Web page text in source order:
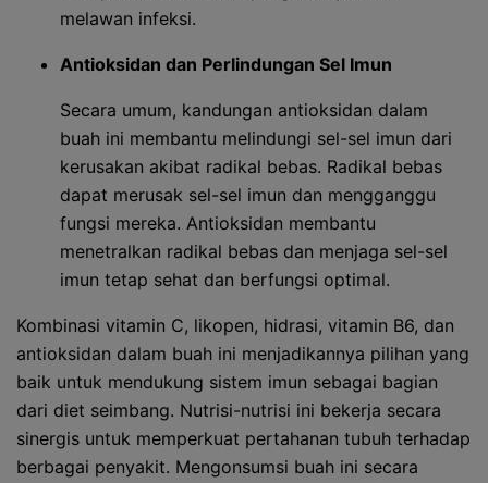
melawan infeksi.
Antioksidan dan Perlindungan Sel Imun
Secara umum, kandungan antioksidan dalam
buah ini membantu melindungi sel-sel imun dari
kerusakan akibat radikal bebas. Radikal bebas
dapat merusak sel-sel imun dan mengganggu
fungsi mereka. Antioksidan membantu
menetralkan radikal bebas dan menjaga sel-sel
imun tetap sehat dan berfungsi optimal.
Kombinasi vitamin C, likopen, hidrasi, vitamin B6, dan
antioksidan dalam buah ini menjadikannya pilihan yang
baik untuk mendukung sistem imun sebagai bagian
dari diet seimbang. Nutrisi-nutrisi ini bekerja secara
sinergis untuk memperkuat pertahanan tubuh terhadap
berbagai penyakit. Mengonsumsi buah ini secara